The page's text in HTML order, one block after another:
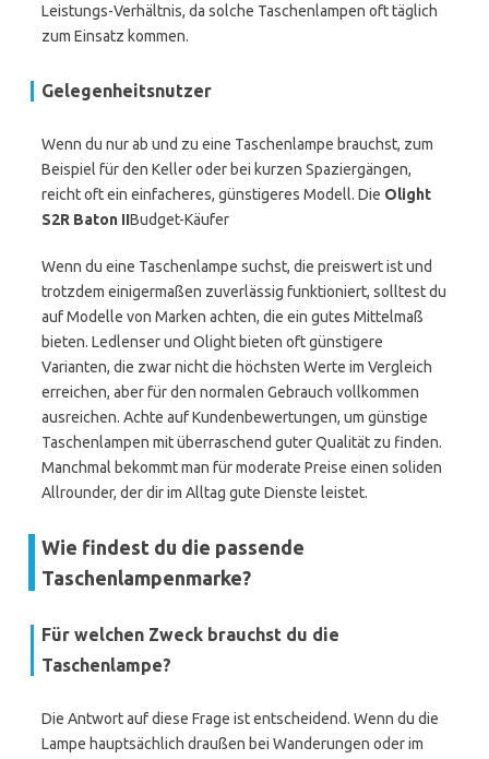
Leistungs-Verhältnis, da solche Taschenlampen oft täglich
zum Einsatz kommen.
Gelegenheitsnutzer
Wenn du nur ab und zu eine Taschenlampe brauchst, zum
Beispiel für den Keller oder bei kurzen Spaziergängen,
reicht oft ein einfacheres, günstigeres Modell. Die Olight
S2R Baton IIBudget-Käufer
Wenn du eine Taschenlampe suchst, die preiswert ist und
trotzdem einigermaßen zuverlässig funktioniert, solltest du
auf Modelle von Marken achten, die ein gutes Mittelmaß
bieten. Ledlenser und Olight bieten oft günstigere
Varianten, die zwar nicht die höchsten Werte im Vergleich
erreichen, aber für den normalen Gebrauch vollkommen
ausreichen. Achte auf Kundenbewertungen, um günstige
Taschenlampen mit überraschend guter Qualität zu finden.
Manchmal bekommt man für moderate Preise einen soliden
Allrounder, der dir im Alltag gute Dienste leistet.
Wie findest du die passende
Taschenlampenmarke?
Für welchen Zweck brauchst du die
Taschenlampe?
Die Antwort auf diese Frage ist entscheidend. Wenn du die
Lampe hauptsächlich draußen bei Wanderungen oder im